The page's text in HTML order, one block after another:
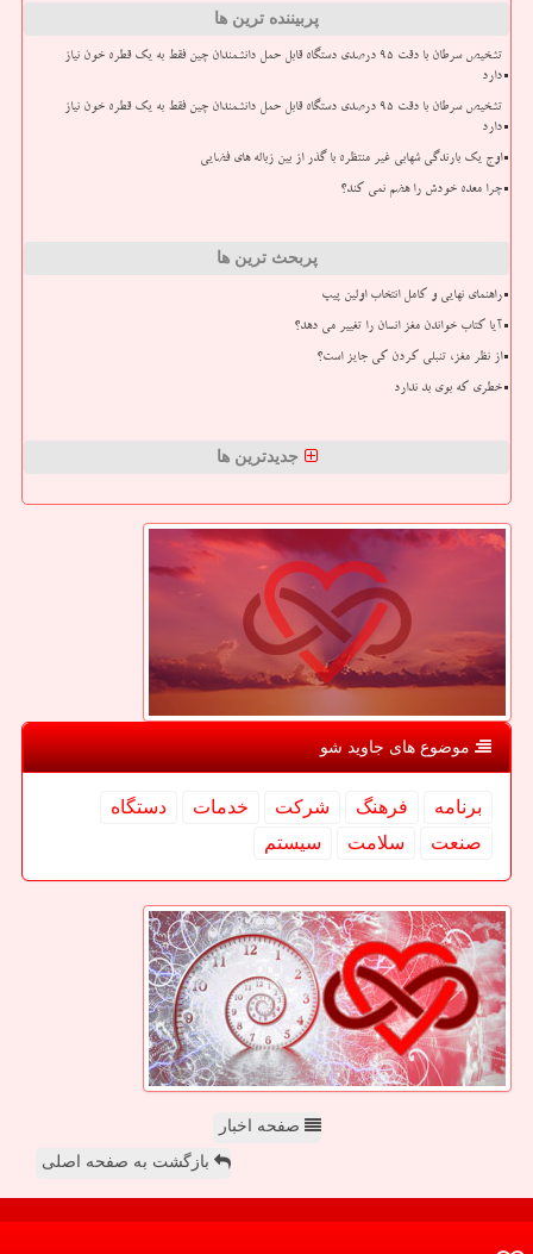
پربیننده ترین ها
تشخیص سرطان با دقت ۹۵ درصدی دستگاه قابل حمل دانشمندان چین فقط به یک قطره خون نیاز
دارد
تشخیص سرطان با دقت ۹۵ درصدی دستگاه قابل حمل دانشمندان چین فقط به یک قطره خون نیاز
دارد
اوج یک بارندگی شهابی غیر منتظره با گذر از بین زباله های فضایی
چرا معده خودش را هضم نمی کند؟
پربحث ترین ها
راهنمای نهایی و کامل انتخاب اولین پیپ
آیا کتاب خواندن مغز انسان را تغییر می دهد؟
از نظر مغز، تنبلی کردن کی جایز است؟
خطری که بوی بد ندارد
جدیدترین ها
موضوع های جاوید شو
برنامه فرهنگ شركت خدمات
دستگاه
صنعت
سلامت سیستم
صفحه اخبار
بازگشت به صفحه اصلی